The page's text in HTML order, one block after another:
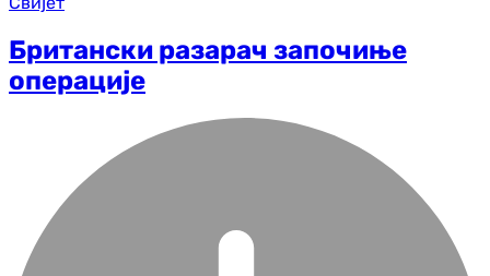
Британски разарач започиње
операције